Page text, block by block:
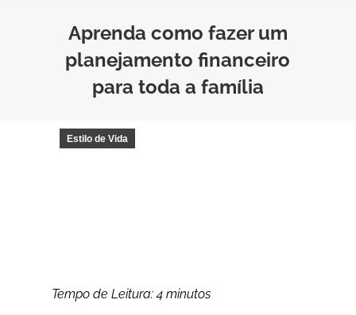
Aprenda como fazer um
planejamento financeiro
para toda a família
Estilo de Vida
Tempo de Leitura:4 minutos